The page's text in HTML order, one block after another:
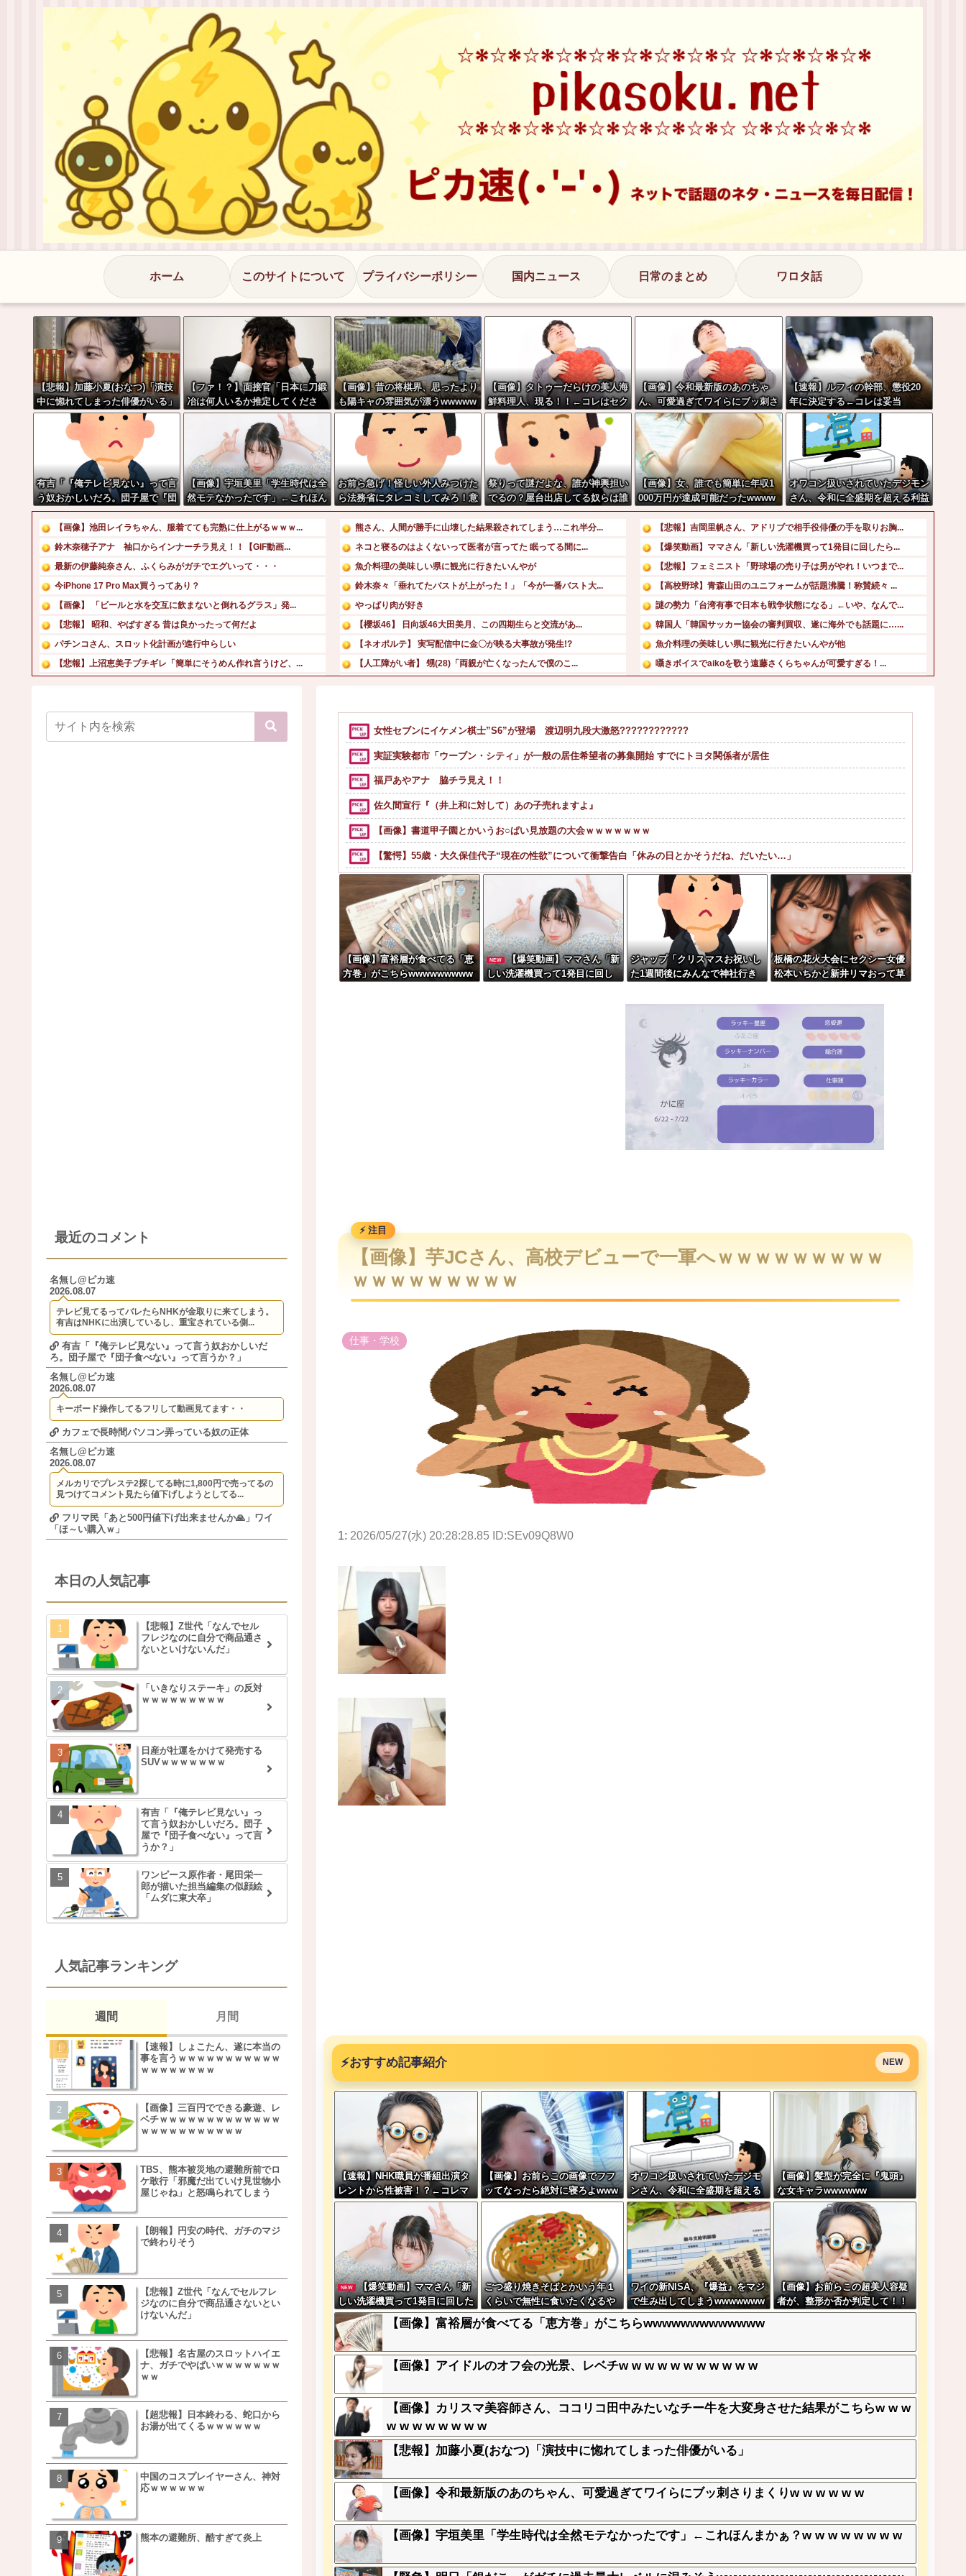
ホーム このサイトについて プライバシーポリシー 国内ニュース 日常のまとめ ワロタ話
【悲報】加藤小夏(おなつ)「演技
中に惚れてしまった俳優がいる」
【ファ！？】面接官「日本に刀鍛
冶は何人いるか推定してくださ
い」 俺「188人です」 面接官
「どういう風に考えましたか？」
俺「知ってました」→この後
『こう』なったんだがマジで納得
いかない！！！！！
【画像】昔の将棋界、思ったより
も陽キャの雰囲気が漂うwwwww
ww
【画像】タトゥーだらけの美人海
鮮料理人、現る！！←コレはセク
シー過ぎてワイらにブッ刺さりま
くりw w w w w w w w w
【画像】令和最新版のあのちゃ
ん、可愛過ぎてワイらにブッ刺さ
りまくりw w w w w w
【速報】ルフィの幹部、懲役20
年に決定する←コレは妥当
か？？？？？？？
有吉「『俺テレビ見ない』って言
う奴おかしいだろ。団子屋で『団
子食べない』って言うか？」
【画像】宇垣美里「学生時代は全
然モテなかったです」←これほん
まかぁ？w w w w w w w w
お前ら急げ！怪しい外人みつけた
ら法務省にタレコミしてみろ！意
外と仕事するぞ？
祭りって謎だよな、誰が神輿担い
でるの？屋台出店してる奴らは誰
の許可を得て商売してるの？
【画像】女、誰でも簡単に年収1
000万円が達成可能だったwwww
www
オワコン扱いされていたデジモン
さん、令和に全盛期を超える利益
を生み出していた
【画像】池田レイラちゃん、服着てても完熟に仕上がるｗｗｗ...
鈴木奈穂子アナ 袖口からインナーチラ見え！！【GIF動画...
最新の伊藤純奈さん、ふくらみがガチでエグいって・・・
今iPhone 17 Pro Max買うってあり？
【画像】 「ビールと水を交互に飲まないと倒れるグラス」発...
【悲報】 昭和、やばすぎる 昔は良かったって何だよ
パチンコさん、スロット化計画が進行中らしい
【悲報】上沼恵美子ブチギレ「簡単にそうめん作れ言うけど、...
【画像】会社の女がお○ぱい強調しすぎなんだけどｗ
【速報】NHK職員が番組出演タレントから性被害！？←コレ...
熊さん、人間が勝手に山壊した結果殺されてしまう…これ半分...
ネコと寝るのはよくないって医者が言ってた 眠ってる間に...
魚介料理の美味しい県に観光に行きたいんやが
鈴木奈々「垂れてたバストが上がった！」「今が一番バスト大...
やっぱり肉が好き
【櫻坂46】 日向坂46大田美月、この四期生らと交流があ...
【ネオポルテ】 実写配信中に金〇が映る大事故が発生!?
【人工障がい者】 甥(28)「両親が亡くなったんで僕のこ...
島倉りか様、モッツァレラチーズを巡ってスーパー店員とバト...
t.A.T.u.のドタキャンは「Ｍステ」だけじゃなかった...
【悲報】吉岡里帆さん、アドリブで相手役俳優の手を取りお胸...
【爆笑動画】ママさん「新しい洗濯機買って1発目に回したら...
【悲報】フェミニスト「野球場の売り子は男がやれ！いつまで...
【高校野球】青森山田のユニフォームが話題沸騰！称賛続々 ...
謎の勢力「台湾有事で日本も戦争状態になる」←いや、なんで...
韓国人「韓国サッカー協会の審判買収、遂に海外でも話題に…...
魚介料理の美味しい県に観光に行きたいんやが他
囁きボイスでaikoを歌う遠藤さくらちゃんが可愛すぎる！...
【物議】参政党・神谷氏「食料品の減税は愚策」←じゃあ他に...
【速報】米国、韓国防衛に短距離戦術核を検討※韓国談他
女性セブンにイケメン棋士”S6”が登場 渡辺明九段大激怒????????????
実証実験都市「ウーブン・シティ」が一般の居住希望者の募集開始 すでにトヨタ関係者が居住
福戸あやアナ 脇チラ見え！！
佐久間宣行『（井上和に対して）あの子売れますよ』
【画像】書道甲子園とかいうお○ぱい見放題の大会ｗｗｗｗｗｗｗ
【驚愕】55歳・大久保佳代子“現在の性欲”について衝撃告白「休みの日とかそうだね、だいたい…」
【速報】れいわ新選組さん「いのちの党」に改名ｗｗｗｗｗｗｗｗ
ごつ盛り焼きそばとかいう年１くらいで無性に食いたくなるやつｗｗｗｗｗｗｗｗ
【画像】俺たちの姫、佳子さまのお気に入りのドレスがこちらです←コレは可愛過ぎるw w w w w w w ...
【速報】ルフィの幹部、懲役20年に決定する←コレは妥当か？？？？？？？
【爆笑動画】ママさん「新しい洗濯機買って1発目に回したらコレw」←こwれwはw w w w w w w w...
【動画】両方馬鹿（笑）ミニストップでトラックと衝突したドラレコが（ノ∇`）
【大地震】専門家「南海トラフだけでなく直下型地震にも注意を」…中部各地に危険度「Sランク」断層帯
【動画】高速道路を走行中の車からリアガラスが飛んでくる事故(ﾟoﾟ)
【画像】富裕層が食べてる「恵
方巻」がこちらwwwwwwwww
NEW
【爆笑動画】ママさん「新
しい洗濯機買って1発目に回し
ジャップ「クリスマスお祝いし
た1週間後にみんなで神社行き
板橋の花火大会にセクシー女優
松本いちかと新井リマおって草
e
【画像】芋JCさん、高校デビューで一軍へｗｗｗｗｗｗｗｗｗ
ｗｗｗｗｗｗｗｗｗ
仕事・学校
1: 2026/05/27(水) 20:28:28.85 ID:SEv09Q8W0
⚡おすすめ記事紹介 NEW
【速報】NHK職員が番組出演タ
レントから性被害！？←コレマ
ジならヤバくねーか？
【画像】お前らこの画像でフフ
ッてなったら絶対に寝ろよwww
www
オワコン扱いされていたデジモ
ンさん、令和に全盛期を超える
利益を生み出していた
【画像】髪型が完全に『鬼頭』
な女キャラwwwwww
NEW
【爆笑動画】ママさん「新
しい洗濯機買って1発目に回した
らコレw」←こwれwはw w w w
w w w w w w
ごつ盛り焼きそばとかいう年１
くらいで無性に食いたくなるや
つｗｗｗｗｗｗｗｗ
ワイの新NISA、『爆益』をマジ
で生み出してしまうwwwwwww
ww
【画像】お前らこの超美人容疑
者が、整形か否か判定して！！
→画像がこちらw w w w w w w
【画像】富裕層が食べてる「恵方巻」がこちらwwwwwwwwwwwww
【画像】アイドルのオフ会の光景、レベチw w w w w w w w w w w
【画像】カリスマ美容師さん、ココリコ田中みたいなチー牛を大変身させた結果がこちらw w w
w w w w w w w w
【悲報】加藤小夏(おなつ)「演技中に惚れてしまった俳優がいる」
【画像】令和最新版のあのちゃん、可愛過ぎてワイらにブッ刺さりまくりw w w w w w
【画像】宇垣美里「学生時代は全然モテなかったです」←これほんまかぁ？w w w w w w w w
最近のコメント
名無し@ピカ速
2026.08.07
テレビ見てるってバレたらNHKが金取りに来てしまう。
有吉はNHKに出演しているし、重宝されている側...
有吉「『俺テレビ見ない』って言う奴おかしいだ
ろ。団子屋で『団子食べない』って言うか？」
名無し@ピカ速
2026.08.07
キーボード操作してるフリして動画見てます・・
カフェで長時間パソコン弄っている奴の正体
名無し@ピカ速
2026.08.07
メルカリでプレステ2探してる時に1,800円で売ってるの
見つけてコメント見たら値下げしようとしてる...
フリマ民「あと500円値下げ出来ませんか🙏」ワイ
「ほ～い購入ｗ」
本日の人気記事
【悲報】Z世代「なんでセル
フレジなのに自分で商品通さ
ないといけないんだ」
「いきなりステーキ」の反対
ｗｗｗｗｗｗｗｗｗ
日産が社運をかけて発売する
SUVｗｗｗｗｗｗｗ
有吉「『俺テレビ見ない』っ
て言う奴おかしいだろ。団子
屋で『団子食べない』って言
うか？」
ワンピース原作者・尾田栄一
郎が描いた担当編集の似顔絵
「ムダに東大卒」
人気記事ランキング
週間
【速報】しょこたん、遂に本当の
事を言うｗｗｗｗｗｗｗｗｗｗｗ
ｗｗｗｗｗｗｗｗ
【画像】三百円でできる豪遊、レ
ベチｗｗｗｗｗｗｗｗｗｗｗｗｗ
ｗｗｗｗｗｗｗｗｗｗｗ
TBS、熊本被災地の避難所前でロ
ケ敢行「邪魔だ出ていけ見世物小
屋じゃね」と怒鳴られてしまう
【朗報】円安の時代、ガチのマジ
で終わりそう
【悲報】Z世代「なんでセルフレ
ジなのに自分で商品通さないとい
けないんだ」
【悲報】名古屋のスロットハイエ
ナ、ガチでやばいｗｗｗｗｗｗｗ
ｗｗ
【超悲報】日本終わる、蛇口から
お湯が出てくるｗｗｗｗｗｗ
中国のコスプレイヤーさん、神対
応ｗｗｗｗｗｗ
熊本の避難所、酷すぎて炎上
月間
松本若菜(42歳)とかいう突然現れ
た美人おばさん女優ｗｗｗｗｗｗ
ｗ
鬼越トマホーク良ちゃん、吉本を
事実上のクビにｗｗｗ
【画像】キモいオジサンが着てる
服一覧がこちらｗｗｗｗｗｗｗｗ
ｗ
【速報】しょこたん、遂に本当の
【朗報】NOギルティ炭酸、登場
ｗｗｗｗｗｗｗｗｗｗｗｗ
【画像】例の梨を5000個失った農
家さん、少し流れが変わってくる
【悲報】日本、ついに駅そばの値
段が限界突破ｗｗｗｗｗｗｗｗｗ
【悲報】すき家、炎上ｗｗｗｗｗ
ｗｗｗｗｗｗｗｗｗｗｗｗｗｗｗ
【画像】三百円でできる豪遊、レ
ベチｗｗｗｗｗｗｗｗｗｗｗｗｗ